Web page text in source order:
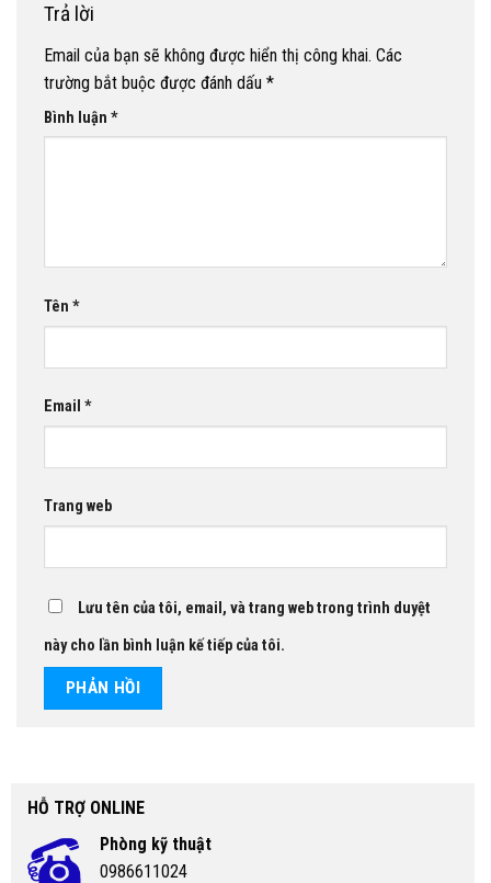
Trả lời
Email của bạn sẽ không được hiển thị công khai. Các
trường bắt buộc được đánh dấu *
Bình luận *
Tên *
Email *
Trang web
Lưu tên của tôi, email, và trang web trong trình duyệt
này cho lần bình luận kế tiếp của tôi.
HỖ TRỢ ONLINE
Phòng kỹ thuật
0986611024